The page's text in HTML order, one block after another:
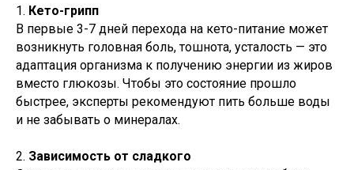
1. Кето-грипп
В первые 3-7 дней перехода на кето-питание может
возникнуть головная боль, тошнота, усталость — это
адаптация организма к получению энергии из жиров
вместо глюкозы. Чтобы это состояние прошло
быстрее, эксперты рекомендуют пить больше воды
и не забывать о минералах.
2. Зависимость от сладкого